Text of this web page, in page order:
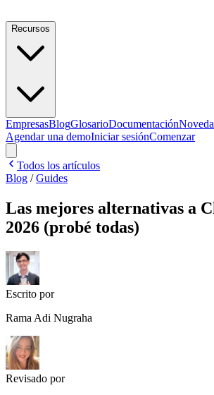
Recursos
EmpresasBlogGlosarioDocumentación
Agendar una demoIniciar sesiónComenzar
Todos los artículos
Blog /Guides
Las mejores alternativas a
2026 (probé todas)
Escrito por
Rama Adi Nugraha
Revisado por